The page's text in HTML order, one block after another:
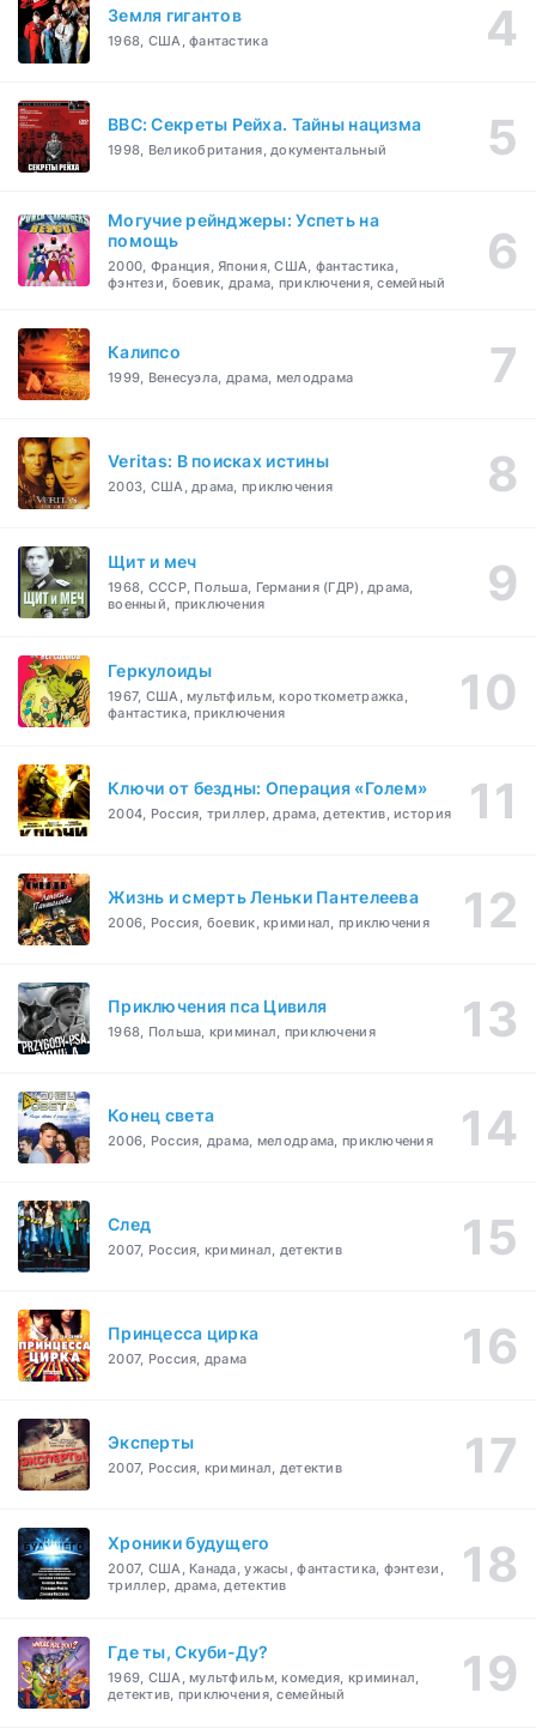
Земля гигантов
1968, США, фантастика
BBC: Секреты Рейха. Тайны нацизма
1998, Великобритания, документальный
Могучие рейнджеры: Успеть на
помощь
2000, Франция, Япония, США, фантастика,
фэнтези, боевик, драма, приключения, семейный
Калипсо
1999, Венесуэла, драма, мелодрама
Veritas: В поисках истины
2003, США, драма, приключения
Щит и меч
1968, СССР, Польша, Германия (ГДР), драма,
военный, приключения
Геркулоиды
1967, США, мультфильм, короткометражка,
фантастика, приключения
Ключи от бездны: Операция «Голем»
2004, Россия, триллер, драма, детектив, история
Жизнь и смерть Леньки Пантелеева
2006, Россия, боевик, криминал, приключения
Приключения пса Цивиля
1968, Польша, криминал, приключения
Конец света
2006, Россия, драма, мелодрама, приключения
След
2007, Россия, криминал, детектив
Принцесса цирка
2007, Россия, драма
Эксперты
2007, Россия, криминал, детектив
Хроники будущего
2007, США, Канада, ужасы, фантастика, фэнтези,
триллер, драма, детектив
Где ты, Скуби-Ду?
1969, США, мультфильм, комедия, криминал,
детектив, приключения, семейный